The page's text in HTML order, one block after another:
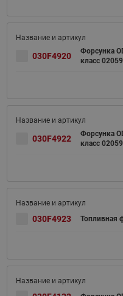
030F4920
Форсунка
класс
030F4922
Форсунка
класс
030F4923 Топливная